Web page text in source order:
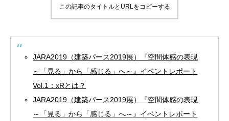
この記事のタイトルとURLをコピーする
JARA2019（建築パース2019展）『空間体感の表現
～「見る」から「感じる」へ～』イベントレポート
Vol.1：xRとは？
JARA2019（建築パース2019展）『空間体感の表現
～「見る」から「感じる」へ～』イベントレポート